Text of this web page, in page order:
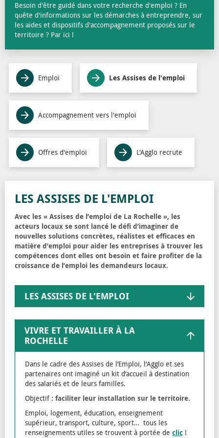
Besoin d'être guidé dans votre recherche d'emploi ? En
quête d'informations sur les démarches à entreprendre, sur
les aides et dispositifs d'accompagnement proposés sur le
territoire ? Par ici !
Emploi Les Assises de l'emploi
Accompagnement vers l'emploi
Offres d'emploi L'Agglo recrute
LES ASSISES DE L'EMPLOI
Avec les « Assises de l’emploi de La Rochelle », les
acteurs locaux se sont lancé le défi d’imaginer de
nouvelles solutions concrètes, réalistes et efficaces en
matière d’emploi pour aider les entreprises à trouver les
compétences dont elles ont besoin et faire profiter de la
croissance de l’emploi les demandeurs locaux.
LES ASSISES DE L'EMPLOI
VIVRE ET TRAVAILLER À LA
ROCHELLE
Dans le cadre des Assises de l’Emploi, l’Agglo et ses
partenaires ont imaginé un kit d’accueil à destination
des salariés et de leurs familles.
Objectif : faciliter leur installation sur le territoire.
Emploi, logement, éducation, enseignement
supérieur, transport, culture, sport… tous les
renseignements utiles se trouvent à portée de clic !